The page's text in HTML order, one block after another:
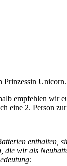
Prinzessin Unicorn.
empfehlen wir
eine 2. Person
enthalten,
wir als